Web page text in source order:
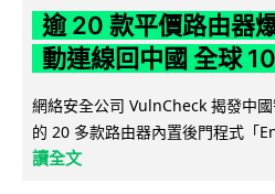
逾 20 款平價路由器
動連線回中國 全球
網絡安全公司 VulnCheck 揭發中
的 20 多款路由器內置後門程式「
讀全文